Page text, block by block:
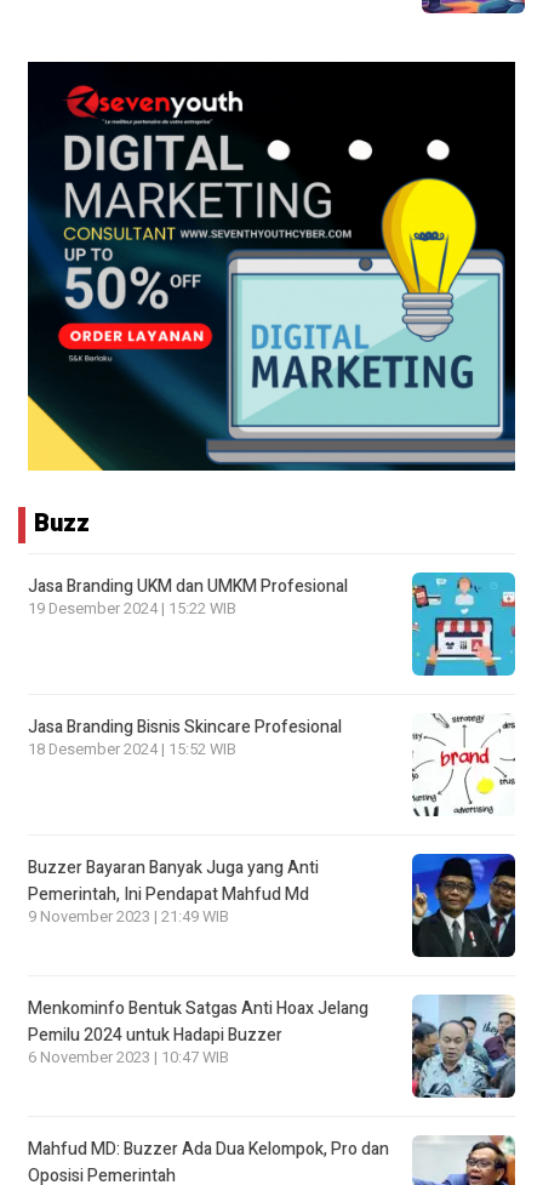
Buzz
Jasa Branding UKM dan UMKM Profesional
19 Desember 2024 | 15:22 WIB
Jasa Branding Bisnis Skincare Profesional
18 Desember 2024 | 15:52 WIB
Buzzer Bayaran Banyak Juga yang Anti
Pemerintah, Ini Pendapat Mahfud Md
9 November 2023 | 21:49 WIB
Menkominfo Bentuk Satgas Anti Hoax Jelang
Pemilu 2024 untuk Hadapi Buzzer
6 November 2023 | 10:47 WIB
Mahfud MD: Buzzer Ada Dua Kelompok, Pro dan
Oposisi Pemerintah